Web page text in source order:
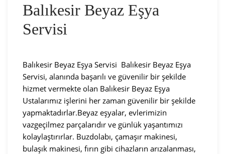
Balıkesir Beyaz Eşya
Servisi
Balıkesir Beyaz Eşya Servisi Balıkesir Beyaz Eşya
Servisi, alanında başarılı ve güvenilir bir şekilde
hizmet vermekte olan Balıkesir Beyaz Eşya
Ustalarımız işlerini her zaman güvenilir bir şekilde
yapmaktadırlar.Beyaz eşyalar, evlerimizin
vazgeçilmez parçalarıdır ve günlük yaşantımızı
kolaylaştırırlar. Buzdolabı, çamaşır makinesi,
bulaşık makinesi, fırın gibi cihazların arızalanması,